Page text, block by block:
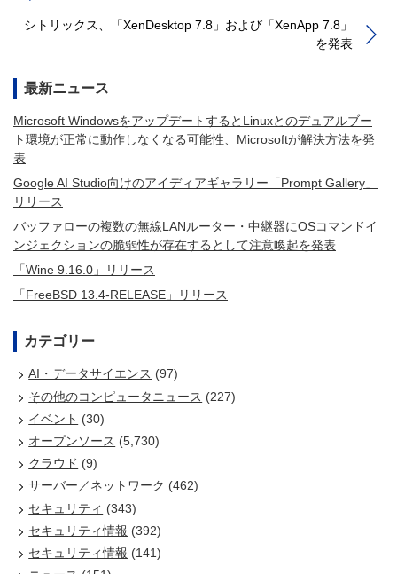
シトリックス、「XenDesktop 7.8」および「XenApp 7.8」
を発表
最新ニュース
Microsoft WindowsをアップデートするとLinuxとのデュアルブー
ト環境が正常に動作しなくなる可能性、Microsoftが解決方法を発
表
Google AI Studio向けのアイディアギャラリー「Prompt Gallery」
リリース
バッファローの複数の無線LANルーター・中継器にOSコマンドイ
ンジェクションの脆弱性が存在するとして注意喚起を発表
「Wine 9.16.0」リリース
「FreeBSD 13.4-RELEASE」リリース
カテゴリー
AI・データサイエンス (97)
その他のコンピュータニュース (227)
イベント (30)
オープンソース (5,730)
クラウド (9)
サーバー／ネットワーク (462)
セキュリティ (343)
セキュリティ情報 (392)
セキュリティ情報 (141)